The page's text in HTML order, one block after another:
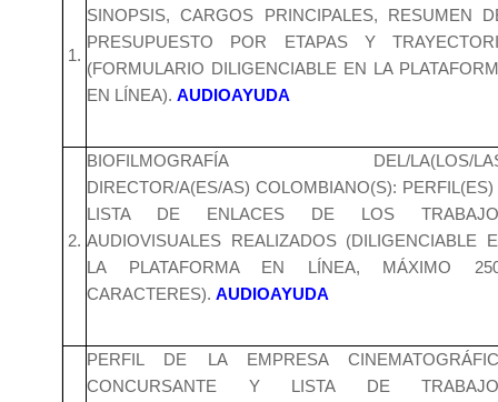
1.
SINOPSIS, CARGOS PRINCIPALES, RESUMEN
PRESUPUESTO POR ETAPAS Y
(FORMULARIO DILIGENCIABLE EN LA
EN LÍNEA). AUDIOAYUDA
2.
BIOFILMOGRAFÍA DEL/LA(LOS/
DIRECTOR/A(ES/AS) COLOMBIANO(S): PERFIL(ES)
LISTA DE ENLACES DE LOS
AUDIOVISUALES REALIZADOS (DILIGENCIABLE
LA PLATAFORMA EN LÍNEA, MÁXIMO
CARACTERES). AUDIOAYUDA
PERFIL DE LA EMPRESA
CONCURSANTE Y LISTA DE